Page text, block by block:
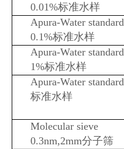
0.01%标准水样
Apura-Water standard
0.1%标准水样
Apura-Water standard
1%标准水样
Apura-Water standard
标准水样
Molecular sieve
0.3nm,2mm分子筛